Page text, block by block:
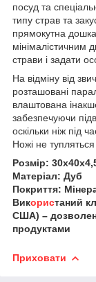
посуд та
типу страв та
прямокутна
мінімалістичним
страви і задати
На відміну від
розташовані
влаштована
забезпечуючи
оскільки ніж під
Ножі не
Розмір:
Матеріал: Дуб
Покриття:
Використаний
США) –
продуктами
Приховати